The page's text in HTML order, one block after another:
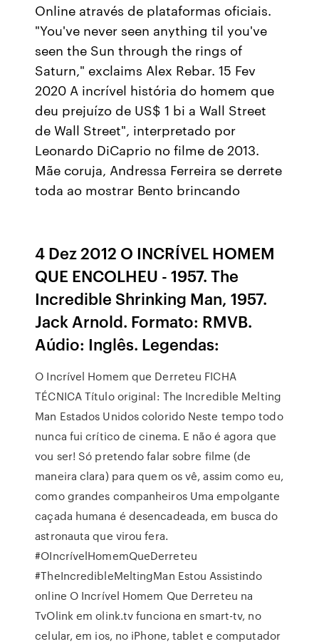
Online através de plataformas oficiais.
"You've never seen anything til you've
seen the Sun through the rings of
Saturn," exclaims Alex Rebar. 15 Fev
2020 A incrível história do homem que
deu prejuízo de US$ 1 bi a Wall Street
de Wall Street", interpretado por
Leonardo DiCaprio no filme de 2013.
Mãe coruja, Andressa Ferreira se derrete
toda ao mostrar Bento brincando
4 Dez 2012 O INCRÍVEL HOMEM
QUE ENCOLHEU - 1957. The
Incredible Shrinking Man, 1957.
Jack Arnold. Formato: RMVB.
Aúdio: Inglês. Legendas:
O Incrível Homem que Derreteu FICHA
TÉCNICA Título original: The Incredible Melting
Man Estados Unidos colorido Neste tempo todo
nunca fui crítico de cinema. E não é agora que
vou ser! Só pretendo falar sobre filme (de
maneira clara) para quem os vê, assim como eu,
como grandes companheiros Uma empolgante
caçada humana é desencadeada, em busca do
astronauta que virou fera.
#OIncrívelHomemQueDerreteu
#TheIncredibleMeltingMan Estou Assistindo
online O Incrível Homem Que Derreteu na
TvOlink em olink.tv funciona en smart-tv, no
celular, em ios, no iPhone, tablet e computador